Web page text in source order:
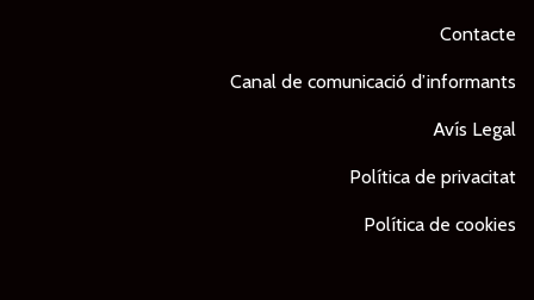
Contacte
Canal de comunicació d’informants
Avís Legal
Política de privacitat
Política de cookies